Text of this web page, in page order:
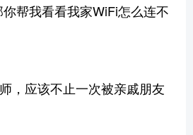
帮我看看我家WiFi怎么连不
，应该不止一次被亲戚朋友